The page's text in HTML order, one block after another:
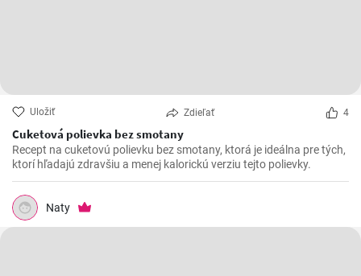
Uložiť Zdieľať 4
Cuketová polievka bez smotany
Recept na cuketovú polievku bez smotany, ktorá je ideálna pre tých,
ktorí hľadajú zdravšiu a menej kalorickú verziu tejto polievky.
Naty